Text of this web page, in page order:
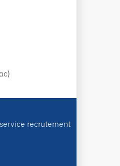
recrutement